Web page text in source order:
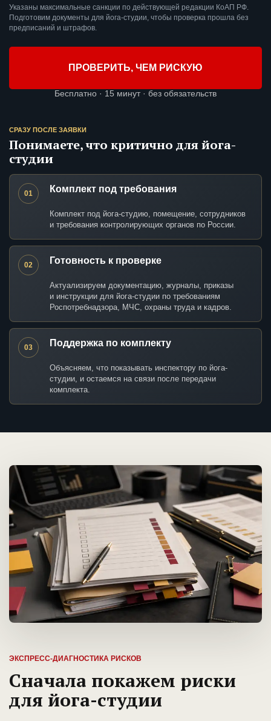
Указаны максимальные санкции по действующей редакции КоАП РФ.
Подготовим документы для йога-студии, чтобы проверка прошла без
предписаний и штрафов.
ПРОВЕРИТЬ, ЧЕМ РИСКУЮ
Бесплатно · 15 минут · без обязательств
СРАЗУ ПОСЛЕ ЗАЯВКИ
Понимаете, что критично для йога-
студии
01 Комплект под требования
Комплект под йога-студию, помещение, сотрудников
и требования контролирующих органов по России.
02 Готовность к проверке
Актуализируем документацию, журналы, приказы
и инструкции для йога-студии по требованиям
Роспотребнадзора, МЧС, охраны труда и кадров.
03 Поддержка по комплекту
Объясняем, что показывать инспектору по йога-
студии, и остаемся на связи после передачи
комплекта.
ЭКСПРЕСС-ДИАГНОСТИКА РИСКОВ
Сначала покажем риски
для йога-студии